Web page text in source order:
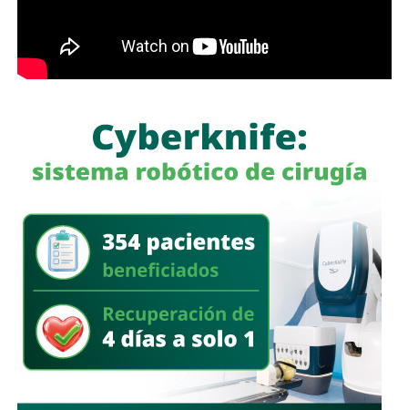
para avisarle a los conductores que había una barda
en medio de la calle, pero la mayoría de los que piden la
señal con el aviso son los mismos que, a propósito, no
ser cortés con los peatones que intentan
Señales faltan más, como una que indique para qué o
realidad nadie lo sabe a ciencia cierta, otras en toda la
ciudad, lasque avisen que la ciclovía no es para que se
estacionen autos de los negocios de Carranza o
Himno Nacional.
La Avenida Chapultepec tiene varias señales que indican
que ellímite de velocidad es de 50 km/h, algunas casi
borradas -ahí te encargo, Ayuntamiento- pero en los
videos que circularon de autos voladores,en ninguno de